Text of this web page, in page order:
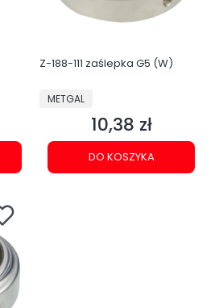
Z-188-111 zaślepka G5 (W)
PRODUCENT
METGAL
Cena
10,38 zł
DO KOSZYKA